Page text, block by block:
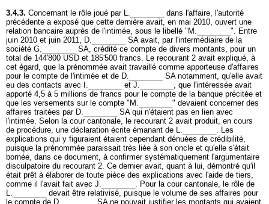
3.4.3. Concernant le rôle joué par L.________ dans l'affaire, l'autorité
précédente a exposé que cette dernière avait, en mai 2010, ouvert une
relation bancaire auprès de l'intimée, sous le libellé "M.________". Entre
juin 2010 et juin 2011, D.________ SA avait, par l'intermédiaire de la
société G.________ SA, crédité ce compte de divers montants, pour un
total de 144'800 USD et 185'500 francs. Le recourant 2 avait expliqué, à
cet égard, que la prénommée avait travaillé comme apporteuse d'affaires
pour le compte de l'intimée et de D.________ SA notamment, qu'elle avait
eu des contacts avec I.________ et J.________, que l'intéressée avait
apporté 4,5 à 5 millions de francs pour le compte de la banque précitée et
que les versements sur le compte "M.________" devaient concerner des
affaires traitées par D.________ SA qui n'étaient pas en lien avec
l'intimée. Selon la cour cantonale, le recourant 2 avait produit, en cours
de procédure, une déclaration écrite émanant de L.________. Les
explications qui y figuraient étaient cependant dénuées de crédibilité,
puisque la prénommée paraissait très liée à son oncle et qu'elle s'était
bornée, dans ce document, à confirmer systématiquement l'argumentaire
disculpatoire du recourant 2. Ce dernier avait, quant à lui, démontré qu'il
était prêt à élaborer de toute pièce des explications avec l'aide de tiers,
comme il l'avait fait avec J.________. Pour la cour cantonale, le rôle de
L.________ devait être relativisé, puisque le volume de ses affaires pour
le compte de D.________ SA ne pouvait justifier les montants qui avaient